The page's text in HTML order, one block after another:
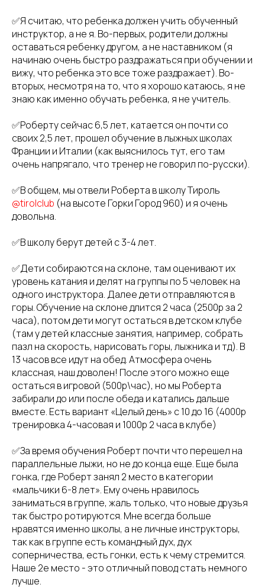
✅Я считаю, что ребенка должен учить обученный
инструктор, а не я. Во-первых, родители должны
оставаться ребенку другом, а не наставником (я
начинаю очень быстро раздражаться при обучении и
вижу, что ребенка это все тоже раздражает). Во-
вторых, несмотря на то, что я хорошо катаюсь, я не
знаю как именно обучать ребенка, я не учитель.
✅Роберту сейчас 6,5 лет, катается он почти со
своих 2,5 лет, прошел обучение в лыжных школах
Франции и Италии (как выяснилось тут, его там
очень напрягало, что тренер не говорил по-русски).
✅В общем, мы отвели Роберта в школу Тироль
@tirolclub (на высоте Горки Город 960) и я очень
довольна.
✅В школу берут детей с 3-4 лет.
✅Дети собираются на склоне, там оценивают их
уровень катания и делят на группы по 5 человек на
одного инструктора. Далее дети отправляются в
горы. Обучение на склоне длится 2 часа (2500р за 2
часа), потом дети могут остаться в детском клубе
(там у детей классные занятия, например, собрать
пазл на скорость, нарисовать горы, лыжника и тд). В
13 часов все идут на обед. Атмосфера очень
классная, наш доволен! После этого можно еще
остаться в игровой (500р\час), но мы Роберта
забирали до или после обеда и катались дальше
вместе. Есть вариант «Целый день» с 10 до 16 (4000р
тренировка 4-часовая и 1000р 2 часа в клубе)
✅За время обучения Роберт почти что перешел на
параллельные лыжи, но не до конца еще. Еще была
гонка, где Роберт занял 2 место в категории
«мальчики 6-8 лет». Ему очень нравилось
заниматься в группе, жаль только, что новые друзья
так быстро ротируются. Мне всегда больше
нравятся именно школы, а не личные инструкторы,
так как в группе есть командный дух, дух
соперничества, есть гонки, есть к чему стремится.
Наше 2е место - это отличный повод стать немного
лучше.